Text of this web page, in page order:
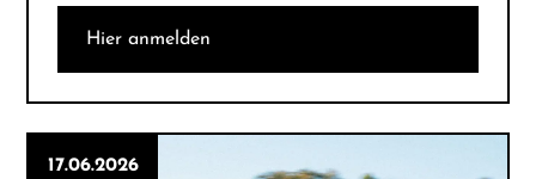
Hier anmelden
17.06.2026